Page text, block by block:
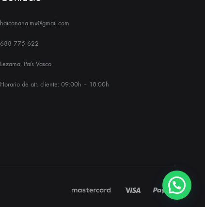
haicanana.mx@gmail.com
688 775 622
Lezama, País Vasco
Horario de att. cliente: 09:00h – 18:00h